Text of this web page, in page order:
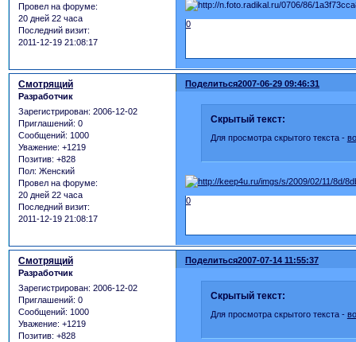
Провел на форуме:
20 дней 22 часа
Последний визит:
2011-12-19 21:08:17
0
Поделиться2007-06-29 09:46:31
Смотрящий
Разработчик
Зарегистрирован: 2006-12-02
Приглашений: 0
Сообщений: 1000
Уважение: +1219
Позитив: +828
Пол: Женский
Провел на форуме:
20 дней 22 часа
Последний визит:
2011-12-19 21:08:17
Скрытый текст:
Для просмотра скрытого текста -
0
Поделиться2007-07-14 11:55:37
Смотрящий
Разработчик
Зарегистрирован: 2006-12-02
Приглашений: 0
Сообщений: 1000
Уважение: +1219
Позитив: +828
Скрытый текст:
Для просмотра скрытого текста -